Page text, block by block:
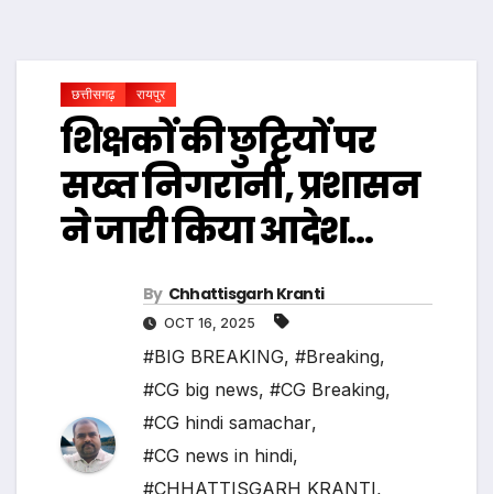
छत्तीसगढ़ रायपुर
शिक्षकों की छुट्टियों पर
सख्त निगरानी, प्रशासन
ने जारी किया आदेश…
By Chhattisgarh Kranti
OCT 16, 2025
#BIG BREAKING, #Breaking,
#CG big news, #CG Breaking,
#CG hindi samachar,
#CG news in hindi,
#CHHATTISGARH KRANTI,